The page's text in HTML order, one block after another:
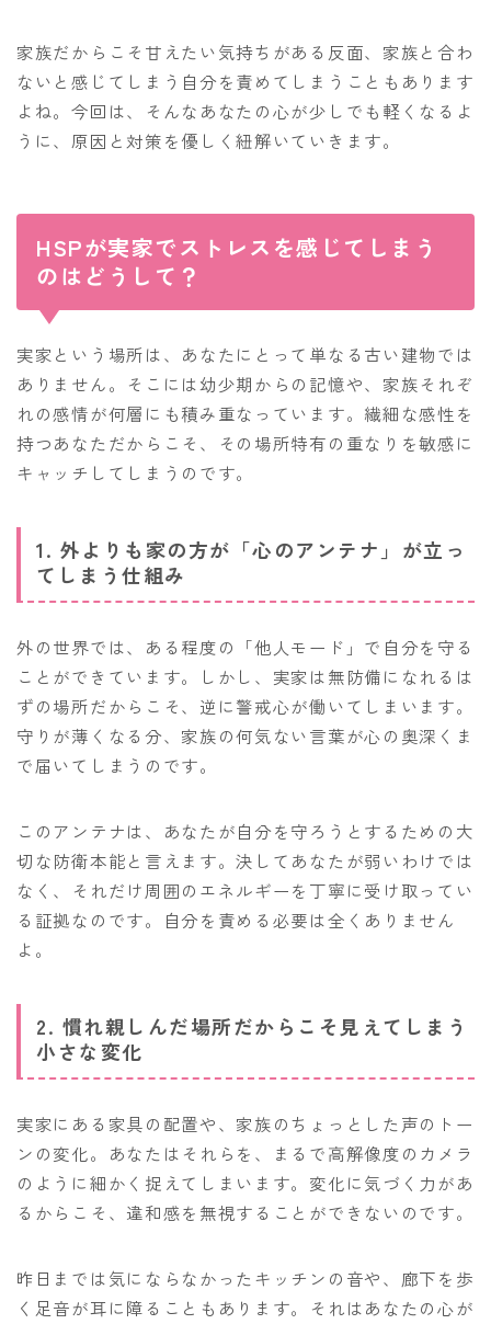
家族だからこそ甘えたい気持ちがある反面、家族と合わ
ないと感じてしまう自分を責めてしまうこともあります
よね。今回は、そんなあなたの心が少しでも軽くなるよ
うに、原因と対策を優しく紐解いていきます。
HSPが実家でストレスを感じてしまう
のはどうして？
実家という場所は、あなたにとって単なる古い建物では
ありません。そこには幼少期からの記憶や、家族それぞ
れの感情が何層にも積み重なっています。繊細な感性を
持つあなただからこそ、その場所特有の重なりを敏感に
キャッチしてしまうのです。
1. 外よりも家の方が「心のアンテナ」が立っ
てしまう仕組み
外の世界では、ある程度の「他人モード」で自分を守る
ことができています。しかし、実家は無防備になれるは
ずの場所だからこそ、逆に警戒心が働いてしまいます。
守りが薄くなる分、家族の何気ない言葉が心の奥深くま
で届いてしまうのです。
このアンテナは、あなたが自分を守ろうとするための大
切な防衛本能と言えます。決してあなたが弱いわけでは
なく、それだけ周囲のエネルギーを丁寧に受け取ってい
る証拠なのです。自分を責める必要は全くありません
よ。
2. 慣れ親しんだ場所だからこそ見えてしまう
小さな変化
実家にある家具の配置や、家族のちょっとした声のトー
ンの変化。あなたはそれらを、まるで高解像度のカメラ
のように細かく捉えてしまいます。変化に気づく力があ
るからこそ、違和感を無視することができないのです。
昨日までは気にならなかったキッチンの音や、廊下を歩
く足音が耳に障ることもあります。それはあなたの心が